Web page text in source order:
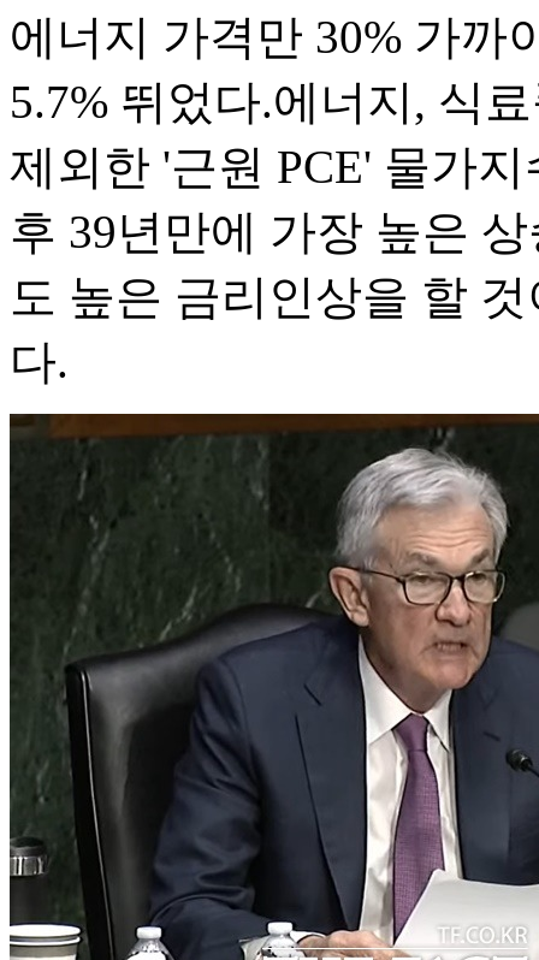
에너지 가격만 30% 가까
5.7% 뛰었다.에너지, 식
제외한 '근원 PCE' 물가
후 39년만에 가장 높은
도 높은 금리인상을 할
다.